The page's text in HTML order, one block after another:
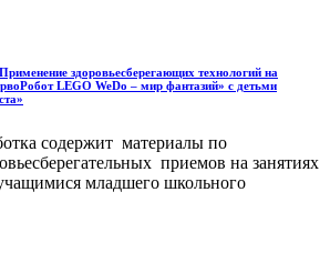
здоровьесберегающих технологий на
LEGO WeDo – мир фантазий» с детьми
содержит материалы по
приемов на занятиях
младшего школьного